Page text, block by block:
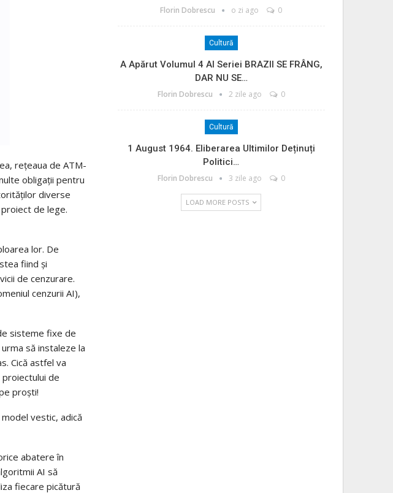
rețeaua de ATM-
obligații pentru
diverse
de lege.
lor. De
fiind și
de cenzurare.
cenzurii AI),
sisteme fixe de
să instaleze la
Cică astfel va
de
proști!
vestic, adică
abatere în
AI să
fiecare picătură
Florin Dobrescu o zi ago 0
Cultură
A Apărut Volumul 4 Al Seriei BRAZII SE FRÂNG,
DAR NU SE…
Florin Dobrescu 2 zile ago 0
Cultură
1 August 1964. Eliberarea Ultimilor Deținuți
Politici…
Florin Dobrescu 3 zile ago 0
LOAD MORE POSTS